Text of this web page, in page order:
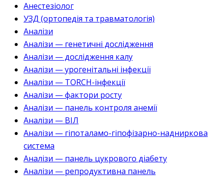
Анестезіолог
УЗД (ортопедія та травматологія)
Аналізи
Аналізи — генетичні дослідження
Аналізи — дослідження калу
Аналізи — урогенітальні інфекції
Аналізи — TORCH-інфекції
Аналізи — фактори росту
Аналізи — панель контроля анемії
Аналізи — ВІЛ
Аналізи — гіпоталамо-гіпофізарно-надниркова
система
Аналізи — панель цукрового діабету
Аналізи — репродуктивна панель